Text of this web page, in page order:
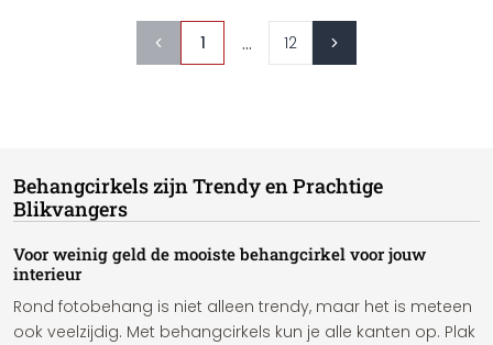
1 ... 12
Behangcirkels zijn Trendy en Prachtige
Blikvangers
Voor weinig geld de mooiste behangcirkel voor jouw
interieur
Rond fotobehang is niet alleen trendy, maar het is meteen
ook veelzijdig. Met behangcirkels kun je alle kanten op. Plak